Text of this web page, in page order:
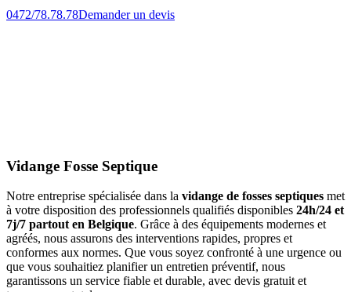
0472/78.78.78Demander un devis
Vidange Fosse Septique
Notre entreprise spécialisée dans la vidange de fosses septiques met
à votre disposition des professionnels qualifiés disponibles 24h/24 et
7j/7 partout en Belgique. Grâce à des équipements modernes et
agréés, nous assurons des interventions rapides, propres et
conformes aux normes. Que vous soyez confronté à une urgence ou
que vous souhaitiez planifier un entretien préventif, nous
garantissons un service fiable et durable, avec devis gratuit et